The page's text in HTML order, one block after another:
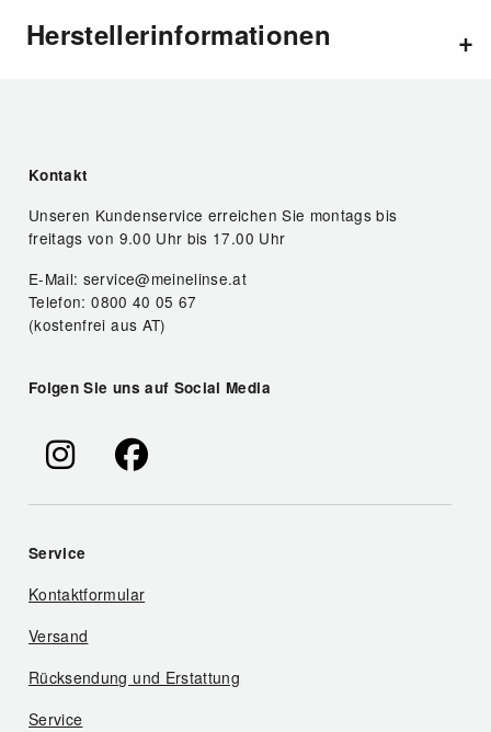
Herstellerinformationen
Kontakt
Unseren Kundenservice erreichen Sie montags bis
freitags von 9.00 Uhr bis 17.00 Uhr
E-Mail: service@meinelinse.at
Telefon: 0800 40 05 67
(kostenfrei aus AT)
Folgen Sie uns auf Social Media
Service
Kontaktformular
Versand
Rücksendung und Erstattung
Service